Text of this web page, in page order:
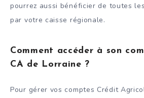
pourrez aussi bénéficier de toutes
par votre caisse régionale.
Comment accéder à son
CA de Lorraine ?
Pour gérer vos comptes Crédit